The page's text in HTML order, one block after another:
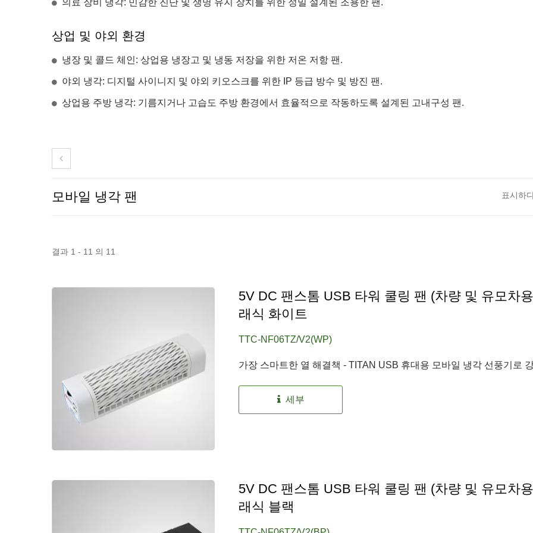
의료 장비 냉각: 민감한 진단 및 생명 유지 장치를 위한 정밀 설계된 조용한 팬.
상업 및 야외 환경
냉장 및 콜드 체인: 상업용 냉장고 및 냉동 저장을 위한 저온 저항 팬.
야외 냉각: 디지털 사이니지 및 야외 키오스크를 위한 IP 등급 방수 및 방진 팬.
상업용 주방 냉각: 기름지거나 고습도 주방 환경에서 효율적으로 작동하도록 설계된 고내구성 팬.
모바일 냉각 팬 표시하
결과 1 - 11 의 11
5V DC 팬스톰 USB 타워 쿨링 팬 (차량 및 유모차
래식 화이트
TTC-NF06TZ/V2(WP)
가장 스마트한 열 해결책 - TITAN USB 휴대용 모바일 냉각 선풍기로
세부
5V DC 팬스톰 USB 타워 쿨링 팬 (차량 및 유모차
래식 블랙